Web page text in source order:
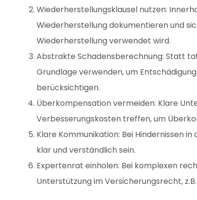
Wiederherstellungsklausel nutzen:
Wiederherstellung dokumentieren und
Wiederherstellung verwendet wird.
Abstrakte Schadensberechnung: Statt
Grundlage verwenden, um
berücksichtigen.
Überkompensation vermeiden: Klare
Verbesserungskosten treffen, um
Klare Kommunikation: Bei Hindernissen
klar und verständlich sein.
Expertenrat einholen: Bei komplexen
Unterstützung im Versicherungsrecht,